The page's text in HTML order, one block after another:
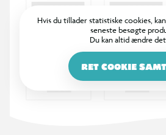
Hvis du tillader statistiske cookies,
seneste besøgte
Du kan altid ændre
RET COOKIE